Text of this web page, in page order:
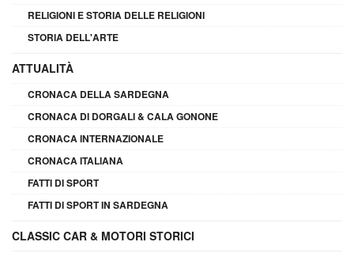
RELIGIONI E STORIA DELLE RELIGIONI
STORIA DELL'ARTE
ATTUALITÀ
CRONACA DELLA SARDEGNA
CRONACA DI DORGALI & CALA GONONE
CRONACA INTERNAZIONALE
CRONACA ITALIANA
FATTI DI SPORT
FATTI DI SPORT IN SARDEGNA
CLASSIC CAR & MOTORI STORICI